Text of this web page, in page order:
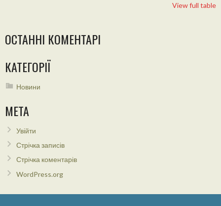
View full table
ОСТАННІ КОМЕНТАРІ
КАТЕГОРІЇ
Новини
МЕТА
Увійти
Стрічка записів
Стрічка коментарів
WordPress.org